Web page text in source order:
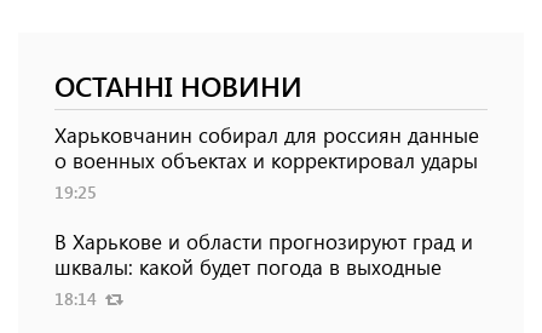
ОСТАННІ НОВИНИ
Харьковчанин собирал для россиян данные
о военных объектах и ​​корректировал удары
19:25
В Харькове и области прогнозируют град и
шквалы: какой будет погода в выходные
18:14